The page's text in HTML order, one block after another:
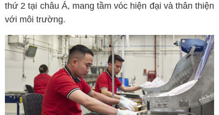
thứ 2 tại châu Á, mang tầm vóc hiện đại và thân thiện
với môi trường.